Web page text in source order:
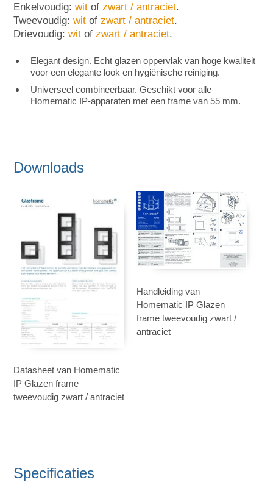
Enkelvoudig: wit of zwart / antraciet.
Tweevoudig: wit of zwart / antraciet.
Drievoudig: wit of zwart / antraciet.
Elegant design. Echt glazen oppervlak van hoge kwaliteit
voor een elegante look en hygiënische reiniging.
Universeel combineerbaar. Geschikt voor alle
Homematic IP-apparaten met een frame van 55 mm.
Downloads
Datasheet van Homematic
IP Glazen frame
tweevoudig zwart / antraciet
Handleiding van
Homematic IP Glazen
frame tweevoudig zwart /
antraciet
Specificaties